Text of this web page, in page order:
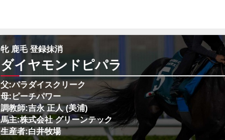
牝 鹿毛 登録抹消
ダイヤモンドピパラ
父:パラダイスクリーク
母:ピーチパワー
調教師:吉永 正人 (美浦)
馬主:株式会社 グリーンテック
生産者:白井牧場